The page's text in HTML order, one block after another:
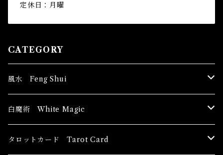
定休日：月曜
CATEGORY
風水 Feng Shui
ブッダ Buddha
恋愛運
白魔術 White Magic
香油 Oils
タロットカード Tarot Card